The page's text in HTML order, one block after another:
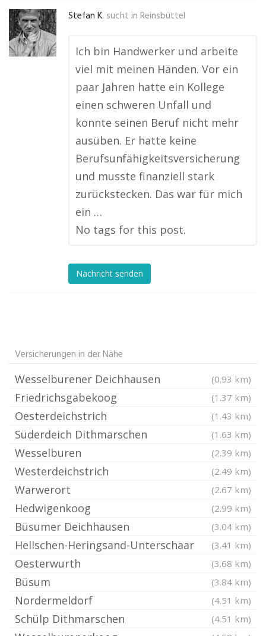
Stefan K. sucht in Reinsbüttel
Ich bin Handwerker und arbeite
viel mit meinen Händen. Vor ein
paar Jahren hatte ein Kollege
einen schweren Unfall und
konnte seinen Beruf nicht mehr
ausüben. Er hatte keine
Berufsunfähigkeitsversicherung
und musste finanziell stark
zurückstecken. Das war für mich
ein …
No tags for this post.
Nachricht senden
Versicherungen in der Nähe
Wesselburener Deichhausen (0.93 km)
Friedrichsgabekoog (1.37 km)
Oesterdeichstrich (1.43 km)
Süderdeich Dithmarschen (1.63 km)
Wesselburen (2.39 km)
Westerdeichstrich (2.49 km)
Warwerort (2.67 km)
Hedwigenkoog (2.99 km)
Büsumer Deichhausen (3.04 km)
Hellschen-Heringsand-Unterschaar (3.41 km)
Oesterwurth (3.68 km)
Büsum (3.84 km)
Nordermeldorf (4.51 km)
Schülp Dithmarschen (4.51 km)